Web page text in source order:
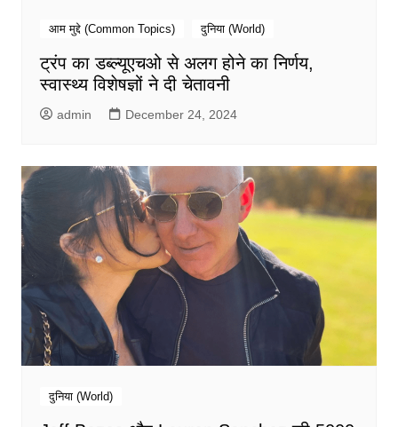
आम मुद्दे (Common Topics) दुनिया (World)
ट्रंप का डब्ल्यूएचओ से अलग होने का निर्णय,
स्वास्थ्य विशेषज्ञों ने दी चेतावनी
admin December 24, 2024
दुनिया (World)